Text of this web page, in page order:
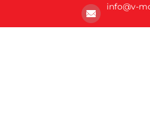
info@v-